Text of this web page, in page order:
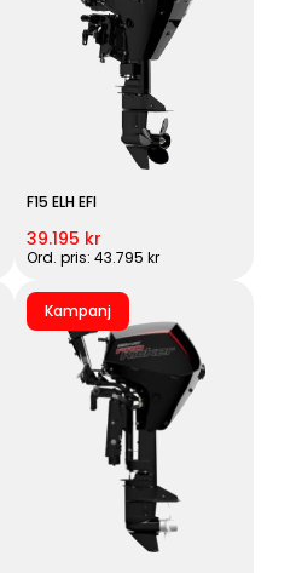
F15 ELH EFI
39.195 kr
Ord. pris: 43.795 kr
Kampanj